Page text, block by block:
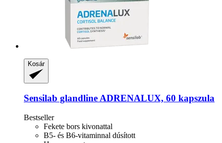
Kosár
Sensilab glandline ADRENALUX, 60 kapszula
Bestseller
Fekete bors kivonattal
B5- és B6-vitaminnal dúsított